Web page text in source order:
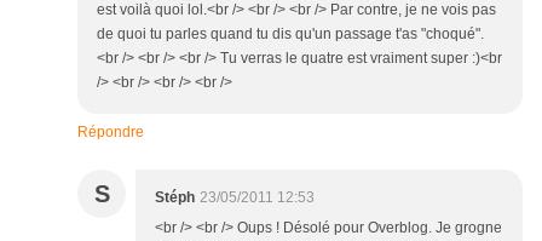
est voilà quoi lol.<br /> <br /> <br /> Par contre, je ne vois pas
de quoi tu parles quand tu dis qu'un passage t'as "choqué".
<br /> <br /> <br /> Tu verras le quatre est vraiment super :)<br
/> <br /> <br /> <br />
Répondre
S Stéph 23/05/2011 12:53
<br /> <br /> Oups ! Désolé pour Overblog. Je grogne